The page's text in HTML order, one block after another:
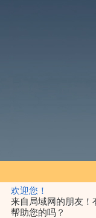
欢迎您！
来自局域网的朋友！
帮助您的吗？